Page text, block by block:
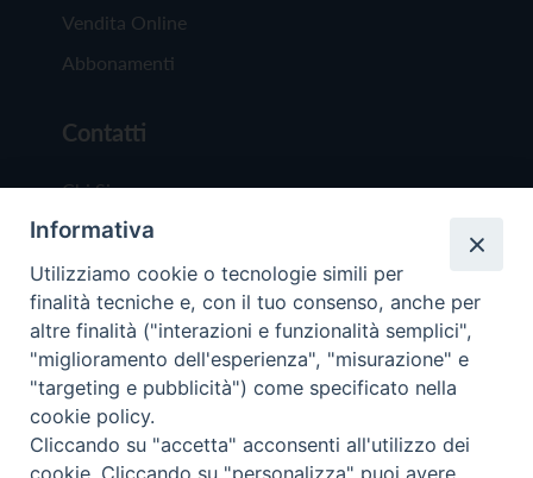
Vendita Online
Abbonamenti
Contatti
Chi Siamo
Redazione
Scrivici
Copyright © 2019 - Tutti i diritti riservati - Vita
Trentina Editrice
Informativa
Utilizziamo cookie o tecnologie simili per
finalità tecniche e, con il tuo consenso, anche per
altre finalità ("interazioni e funzionalità semplici",
"miglioramento dell'esperienza", "misurazione" e
"targeting e pubblicità") come specificato nella
cookie policy.
Cliccando su "accetta" acconsenti all'utilizzo dei